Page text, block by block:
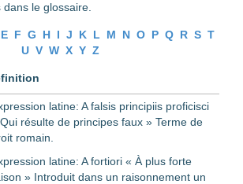
le glossaire.
E F G H I J K L M N O P Q R S T
U V W X Y Z
latine: A falsis principiis proficisci
résulte de principes faux » Terme de
romain.
latine: A fortiori « À plus forte
» Introduit dans un raisonnement un